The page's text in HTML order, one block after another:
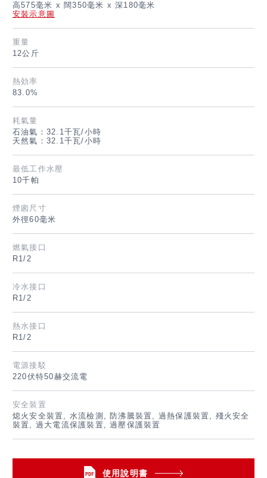
高575毫米 x 闊350毫米 x 深180毫米
安裝示意圖
重量
12公斤
熱効率
83.0%
耗氣量
石油氣：32.1千瓦/小時
天然氣：32.1千瓦/小時
最低工作水壓
10千帕
煙囪尺寸
外徑60毫米
燃氣接口
R1/2
冷水接口
R1/2
熱水接口
R1/2
電源接駁
220伏特50赫交流電
安全裝置
熄火安全裝置, 水流檢測, 防沸騰裝置, 過熱保護裝置, 殘火安全
裝置, 過大電流保護裝置, 過壓保護裝置
使用說明書